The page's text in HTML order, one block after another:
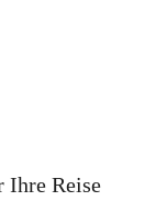
Ihre Reise